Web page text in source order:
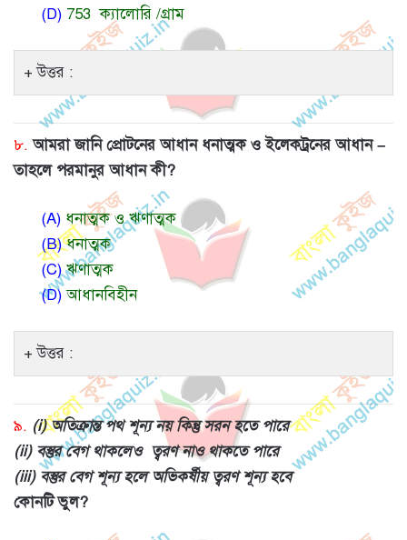
(D) 753 ক্যালোরি /গ্রাম
উত্তর :
৮. আমরা জানি প্রোটনের আধান ধনাত্মক ও ইলেকট্রনের আধান –
তাহলে পরমানুর আধান কী?
(A) ধনাত্মক ও ঋণাত্মক
(B)ধনাত্মক
(C)ঋণাত্মক
(D)আধানবিহীন
উত্তর :
৯. (i) অতিক্রান্ত পথ শূন্য নয় কিন্তু সরন হতে পারে
(ii) বস্তুর বেগ থাকলেও ত্বরণ নাও থাকতে পারে
(iii) বস্তুর বেগ শূন্য হলে অভিকর্ষীয় ত্বরণ শূন্য হবে
কোনটি ভুল?